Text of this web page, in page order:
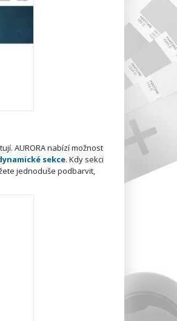
AURORA nabízí možnost
sekce. Kdy sekci
jednoduše podbarvit,